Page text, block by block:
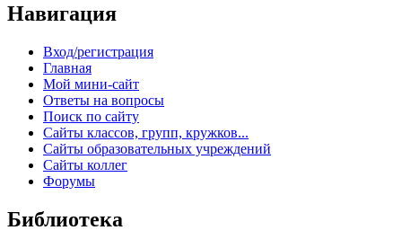
Навигация
Вход/регистрация
Главная
Мой мини-сайт
Ответы на вопросы
Поиск по сайту
Сайты классов, групп, кружков...
Сайты образовательных учреждений
Сайты коллег
Форумы
Библиотека